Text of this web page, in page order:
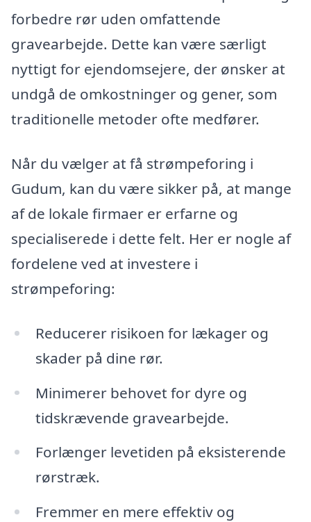
forbedre rør uden omfattende
gravearbejde. Dette kan være særligt
nyttigt for ejendomsejere, der ønsker at
undgå de omkostninger og gener, som
traditionelle metoder ofte medfører.
Når du vælger at få strømpeforing i
Gudum, kan du være sikker på, at mange
af de lokale firmaer er erfarne og
specialiserede i dette felt. Her er nogle af
fordelene ved at investere i
strømpeforing:
Reducerer risikoen for lækager og
skader på dine rør.
Minimerer behovet for dyre og
tidskrævende gravearbejde.
Forlænger levetiden på eksisterende
rørstræk.
Fremmer en mere effektiv og